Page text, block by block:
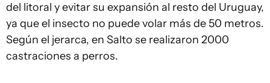
del litoral y evitar su expansión al resto del Uruguay,
ya que el insecto no puede volar más de 50 metros.
Según el jerarca, en Salto se realizaron 2000
castraciones a perros.